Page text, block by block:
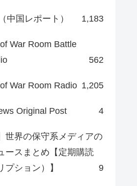
中国レポート） 1,183
War Room Battle
562
War Room Radio 1,205
Original Post 4
世界の保守系メディアの
ースまとめ【定期購読
プション）】
9